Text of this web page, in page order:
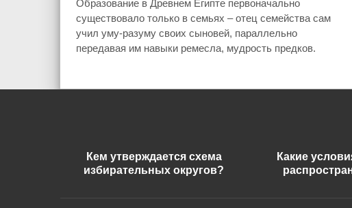
Образование в Древнем Египте первоначально
существовало только в семьях – отец семейства сам
учил уму-разуму своих сыновей, параллельно
передавая им навыки ремесла, мудрость предков.
Кем утверждается схема
избирательных округов?
Какие